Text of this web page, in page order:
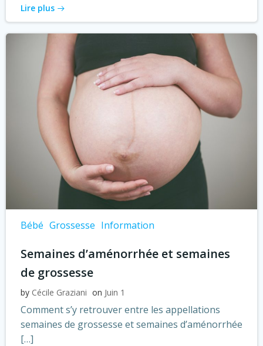
Lire plus
Bébé Grossesse Information
Semaines d’aménorrhée et semaines
de grossesse
by Cécile Graziani on Juin 1
Comment s’y retrouver entre les appellations
semaines de grossesse et semaines d’aménorrhée
[…]